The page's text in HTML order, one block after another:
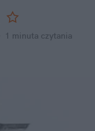
1 minuta czytania